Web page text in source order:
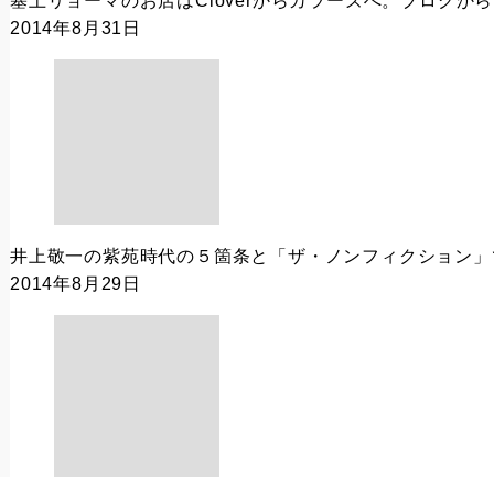
2014年8月31日
井上敬一の紫苑時代の５箇条と「ザ・ノンフィクション
2014年8月29日